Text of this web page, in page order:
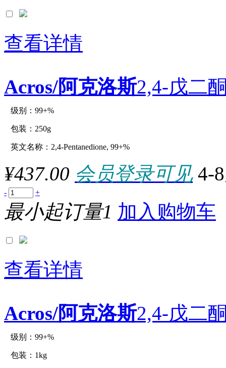
查看详情
Acros/阿克洛斯2,4-戊二
原厂型号：C12996-250g
参数：
级别：99+%
包装：250g
英文名称：2,4-Pentanedione, 99+%
¥437.00 会员登录可见 4-
- +
最小起订量1 加入购物车
查看详情
Acros/阿克洛斯2,4-戊二
原厂型号：C12996-1kg
级别：99+%
包装：1kg